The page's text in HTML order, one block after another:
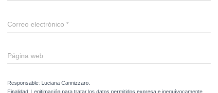
Correo electrónico *
Página web
Responsable: Luciana Cannizzaro.
Finalidad: Legitimación para tratar los datos permitidos expresa e inequívocamente